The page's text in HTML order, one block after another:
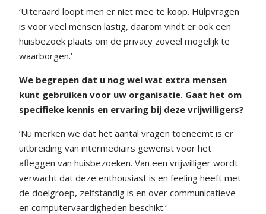
‘Uiteraard loopt men er niet mee te koop. Hulpvragen
is voor veel mensen lastig, daarom vindt er ook een
huisbezoek plaats om de privacy zoveel mogelijk te
waarborgen.’
We begrepen dat u nog wel wat extra mensen
kunt gebruiken voor uw organisatie. Gaat het om
specifieke kennis en ervaring bij deze vrijwilligers?
‘Nu merken we dat het aantal vragen toeneemt is er
uitbreiding van intermediairs gewenst voor het
afleggen van huisbezoeken. Van een vrijwilliger wordt
verwacht dat deze enthousiast is en feeling heeft met
de doelgroep, zelfstandig is en over communicatieve-
en computervaardigheden beschikt.’